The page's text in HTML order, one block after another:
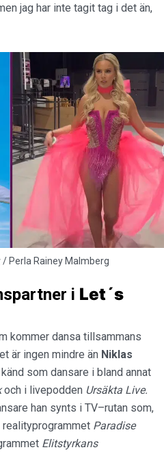
jag har inte tagit tag i det än,
Perla Rainey Malmberg
i Let´s
kommer dansa tillsammans
är ingen mindre än Niklas
som dansare i bland annat
och i livepodden Ursäkta Live.
han synts i TV–rutan som,
realityprogrammet Paradise
Elitstyrkans